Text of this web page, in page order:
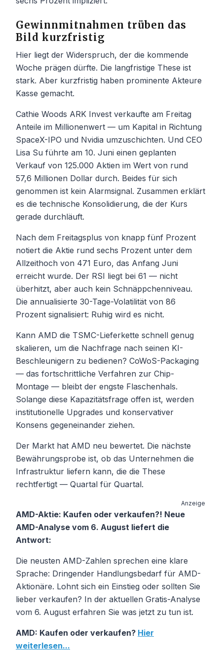
Gewinnmitnahmen trüben das
Bild kurzfristig
Hier liegt der Widerspruch, der die kommende
Woche prägen dürfte. Die langfristige These ist
stark. Aber kurzfristig haben prominente Akteure
Kasse gemacht.
Cathie Woods ARK Invest verkaufte am Freitag
Anteile im Millionenwert — um Kapital in Richtung
SpaceX-IPO und Nvidia umzuschichten. Und CEO
Lisa Su führte am 10. Juni einen geplanten
Verkauf von 125.000 Aktien im Wert von rund
57,6 Millionen Dollar durch. Beides für sich
genommen ist kein Alarmsignal. Zusammen erklärt
es die technische Konsolidierung, die der Kurs
gerade durchläuft.
Nach dem Freitagsplus von knapp fünf Prozent
notiert die Aktie rund sechs Prozent unter dem
Allzeithoch von 471 Euro, das Anfang Juni
erreicht wurde. Der RSI liegt bei 61 — nicht
überhitzt, aber auch kein Schnäppchenniveau.
Die annualisierte 30-Tage-Volatilität von 86
Prozent signalisiert: Ruhig wird es nicht.
Kann AMD die TSMC-Lieferkette schnell genug
skalieren, um die Nachfrage nach seinen KI-
Beschleunigern zu bedienen? CoWoS-Packaging
— das fortschrittliche Verfahren zur Chip-
Montage — bleibt der engste Flaschenhals.
Solange diese Kapazitätsfrage offen ist, werden
institutionelle Upgrades und konservativer
Konsens gegeneinander ziehen.
Der Markt hat AMD neu bewertet. Die nächste
Bewährungsprobe ist, ob das Unternehmen die
Infrastruktur liefern kann, die die These
rechtfertigt — Quartal für Quartal.
Anzeige
AMD-Aktie: Kaufen oder verkaufen?! Neue
AMD-Analyse vom 6. August liefert die
Antwort:
Die neusten AMD-Zahlen sprechen eine klare
Sprache: Dringender Handlungsbedarf für AMD-
Aktionäre. Lohnt sich ein Einstieg oder sollten Sie
lieber verkaufen? In der aktuellen Gratis-Analyse
vom 6. August erfahren Sie was jetzt zu tun ist.
AMD: Kaufen oder verkaufen? Hier
weiterlesen...